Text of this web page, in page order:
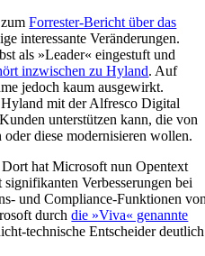
zumForrester-Bericht über das
interessante Veränderungen.
als »Leader« eingestuft und
inzwischen zu Hyland. Auf
jedoch kaum ausgewirkt.
Hyland mit der Alfresco Digital
unterstützen kann, die von
diese modernisieren wollen.
Dort hat Microsoft nun Opentext
Verbesserungen bei
und Compliance-Funktionen
durchdie »Viva« genannte
technische Entscheider deutlich